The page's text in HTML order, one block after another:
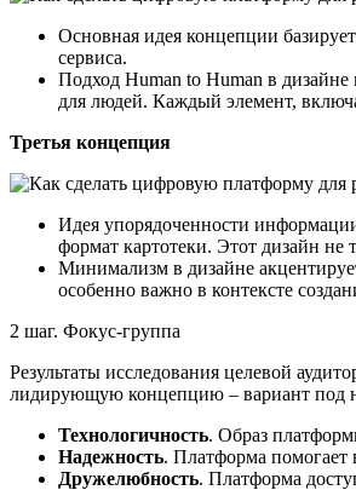
Основная идея концепции
сервиса.
Подход Human to Human в
для людей. Каждый элемент,
Третья концепция
Идея упорядоченности
формат картотеки. Этот дизайн не
Минимализм в дизайне
особенно важно в контексте
2 шаг. Фокус-группа
Результаты исследования целевой
лидирующую концепцию – вариант под
Технологичность. Образ
Надежность. Платформа помогает
Дружелюбность. Платформа